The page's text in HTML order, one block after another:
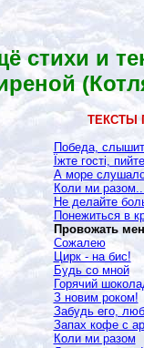
стихи и
ТЕКСТЫ
Победа,
Їжте гості,
А море слушало
Коли ми разом...
Не делайте
Понежиться в
Провожать
Сожалею
Цирк - на бис!
Будь со мной
Горячий
З новим роком!
Забудь его,
Запах кофе с
Коли ми разом